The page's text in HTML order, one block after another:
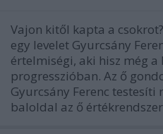
Vajon kitől kapta a
egy levelet Gyurcsány
értelmiségi, aki hisz még a
progresszióban. Az ő
Gyurcsány Ferenc testesíti
baloldal az ő